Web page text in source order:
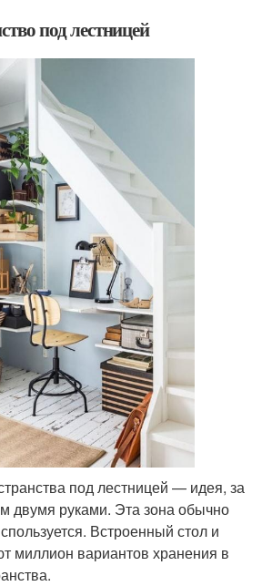
под лестницей
под лестницей — идея, за
двумя руками. Эта зона обычно
Встроенный стол и
миллион вариантов хранения в